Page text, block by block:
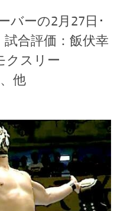
バーの2月27日･
合評価：飯伏幸
クスリー
他